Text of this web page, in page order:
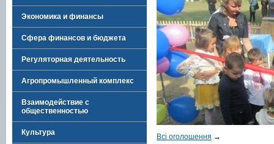
Экономика и финансы
Сфера финансов и бюджета
Регуляторная деятельность
Агропромышленный комплекс
Взаимодействие с
общественностью
Культура Всі оголошення →